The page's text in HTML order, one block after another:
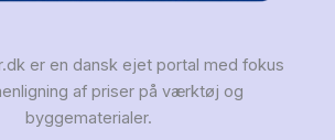
er en dansk ejet portal med fokus
af priser på værktøj og
byggematerialer.